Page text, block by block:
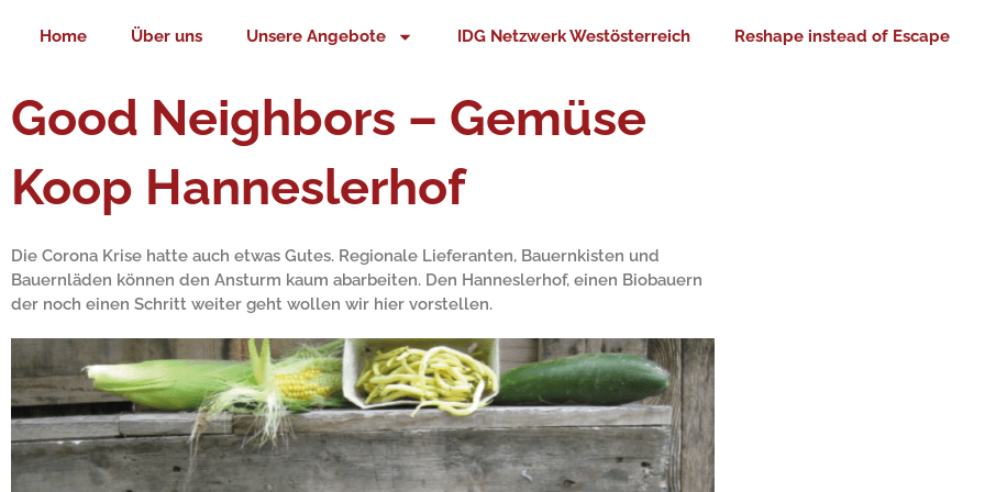
InhaltHome Über uns Unsere Angebote IDG Netzwerk Westösterreich Reshape instead of Escape
Good Neighbors – Gemüse
Koop Hanneslerhof
Die Corona Krise hatte auch etwas Gutes. Regionale Lieferanten, Bauernkisten und
Bauernläden können den Ansturm kaum abarbeiten. Den Hanneslerhof, einen Biobauern
der noch einen Schritt weiter geht wollen wir hier vorstellen.